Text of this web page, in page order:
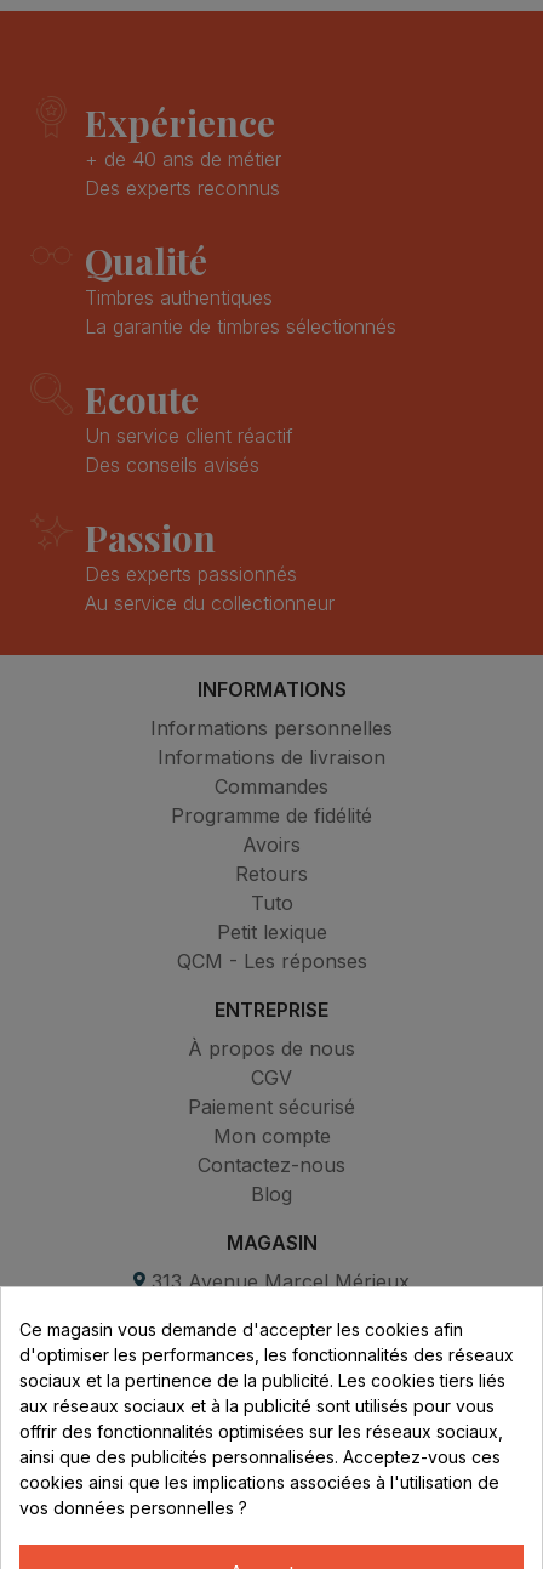
Expérience
+ de 40 ans de métier
Des experts reconnus
Qualité
Timbres authentiques
La garantie de timbres sélectionnés
Ecoute
Un service client réactif
Des conseils avisés
Passion
Des experts passionnés
Au service du collectionneur
INFORMATIONS
Informations personnelles
Informations de livraison
Commandes
Programme de fidélité
Avoirs
Retours
Tuto
Petit lexique
QCM - Les réponses
ENTREPRISE
À propos de nous
CGV
Paiement sécurisé
Mon compte
Contactez-nous
Blog
MAGASIN
313 Avenue Marcel Mérieux
69530 Brignais
Lundi au vendredi :
8h - 16h
uniquement sur Rendez-vous
CONTACT
04 78 37 00 68
Ce magasin vous demande d'accepter les cookies afin
d'optimiser les performances, les fonctionnalités des réseaux
sociaux et la pertinence de la publicité. Les cookies tiers liés
aux réseaux sociaux et à la publicité sont utilisés pour vous
offrir des fonctionnalités optimisées sur les réseaux sociaux,
ainsi que des publicités personnalisées. Acceptez-vous ces
cookies ainsi que les implications associées à l'utilisation de
vos données personnelles ?